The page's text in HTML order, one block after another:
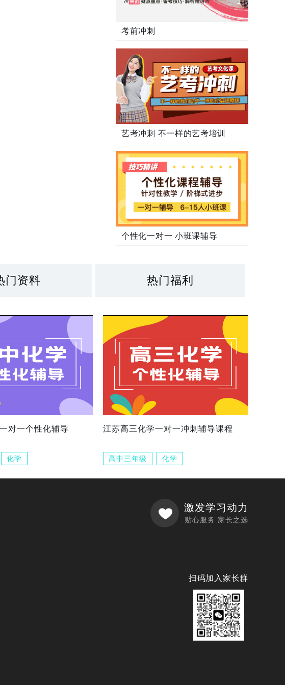
考前冲刺
艺考冲刺 不一样的艺考培训
个性化一对一 小班课辅导
门资料 热门福利
对一个性化辅导
化学
江苏高三化学一对一冲刺辅导课程
高中三年级 化学
激发学习动力
贴心服务 家长之选
扫码加入家长群